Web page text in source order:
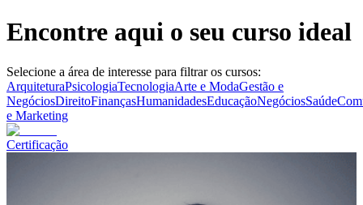
Encontre aqui o seu curso ideal
Selecione a área de interesse para filtrar os cursos:
ArquiteturaPsicologiaTecnologiaArte e ModaGestão e
NegóciosDireitoFinançasHumanidadesEducaçãoNegóciosSaúde
e Marketing
Certificação